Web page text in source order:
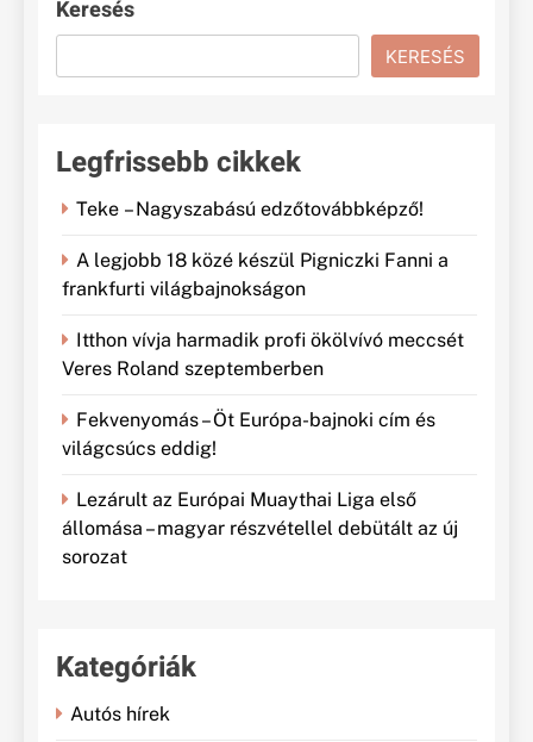
Keresés
KERESÉS
Legfrissebb cikkek
Teke – Nagyszabású edzőtovábbképző!
A legjobb 18 közé készül Pigniczki Fanni a
frankfurti világbajnokságon
Itthon vívja harmadik profi ökölvívó meccsét
Veres Roland szeptemberben
Fekvenyomás – Öt Európa-bajnoki cím és
világcsúcs eddig!
Lezárult az Európai Muaythai Liga első
állomása – magyar részvétellel debütált az új
sorozat
Kategóriák
Autós hírek